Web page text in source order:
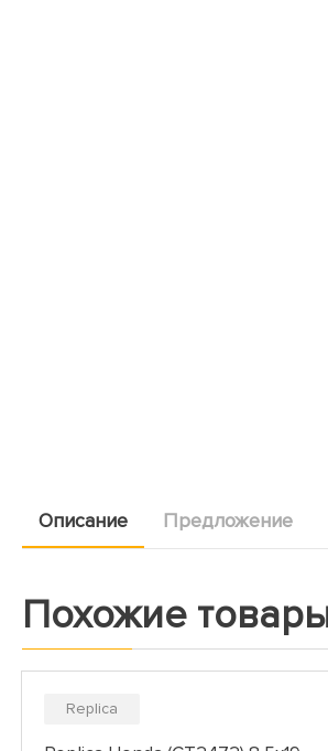
Описание Предложение
Похожие
Replica